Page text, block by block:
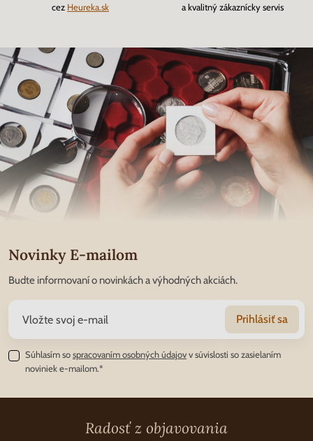
cez Heureka.sk
a kvalitný zákaznícky servis
Novinky E-mailom
Budte informovaní o novinkách a výhodných akciách.
Prihlásiť sa
Súhlasím sospracovaním osobných údajovv súvislosti so zasielaním
noviniek e-mailom.*
Radosť z objavovania